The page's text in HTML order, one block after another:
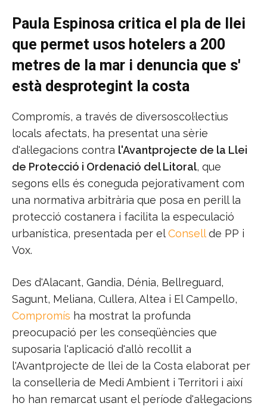
Paula Espinosa critica el pla de llei
que permet usos hotelers a 200
metres de la mar i denuncia que s'
està desprotegint la costa
Compromís, a través de diversoscol·lectius
locals afectats, ha presentat una sèrie
d'al·legacions contra l'Avantprojecte de la Llei
de Protecció i Ordenació del Litoral, que
segons ells és coneguda pejorativament com
una normativa arbitrària que posa en perill la
protecció costanera i facilita la especulació
urbanística, presentada per elConsellde PP i
Vox.
Des d'Alacant, Gandia, Dénia, Bellreguard,
Sagunt, Meliana, Cullera, Altea i El Campello,
Compromís ha mostrat la profunda
preocupació per les conseqüències que
suposaria l'aplicació d'allò recollit a
l'Avantprojecte de llei de la Costa elaborat per
la conselleria de Medi Ambient i Territori i així
ho han remarcat usant el període d'al·legacions